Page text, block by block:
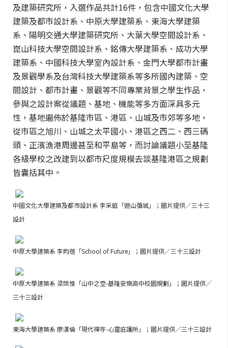
及建築研究所，入選作品共計16件，包含中國文化大學
建築及都市設計系、中原大學建築系、東海大學建築
系、陽明交通大學建築研究所、大葉大學空間設計系、
崑山科技大學空間設計系、銘傳大學建築系、成功大學
建築系、中國科技大學室內設計系、金門大學都市計畫
及景觀學系及台灣科技大學建築系等多所國內建築、空
間設計、都市計畫、景觀等不同專業背景之學生作品，
參與之設計案從議題、基地、機能等多方面深具多元
性，基地遍佈於基隆市區、港區、山城及市郊等多地，
從市區之旭川、山城之太平國小、港區之西二、西三碼
頭、正濱漁港周邊甚至和平島等，而討論議題小至基隆
各級學校之改建到以都市尺度規模去談基隆港區之規劃
皆囊括其中。
中國文化大學建築及都市設計系 李采庭「遊山彌城」；圖片提供／三十三
設計
中原大學建築系 李昀蓓「School of Future」；圖片提供／三十三設計
中原大學建築系 梁棨惟「山中之空-基隆安樂高中校園規劃」；圖片提供／
三十三設計
東海大學建築系 廖漢倫「現代禪寺-心靈庇護所」；圖片提供／三十三設計